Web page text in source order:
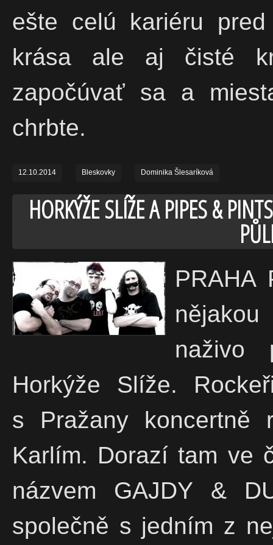
ešte celú kariéru
krása ale aj čisté
započúvať sa a
chrbte.
12.10.2014 Bleskovky Dominika Šlesaríková
HORKÝŽE SLÍŽE A PIPES &
PRAHA
naživo
Horkýže Slíže.
s Pražany koncertně
Karlím. Dorazí tam ve
názvem GAJDY &
společně s jedním z